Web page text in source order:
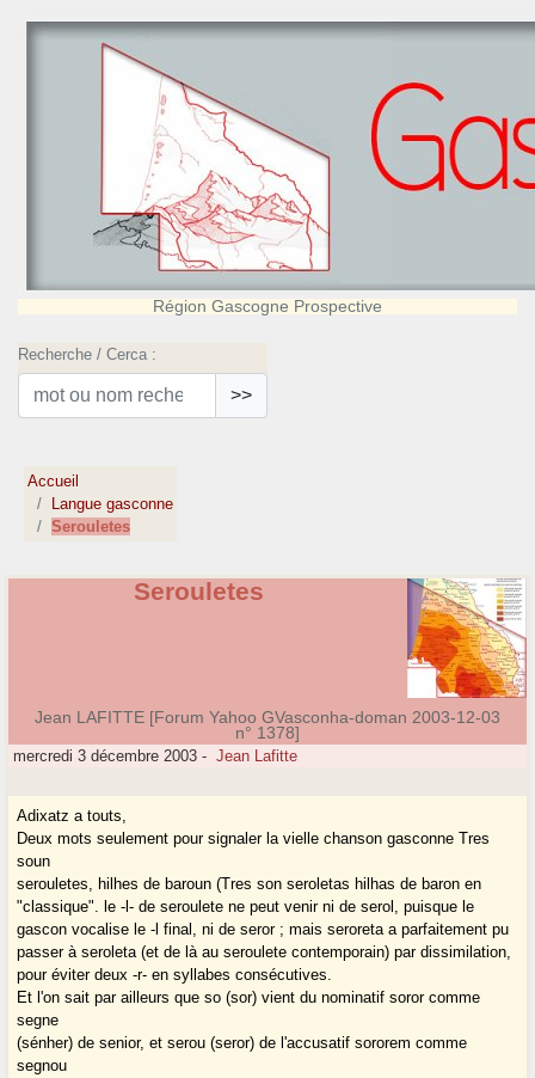
Région Gascogne Prospective
Recherche / Cerca :
>>
Accueil
Langue gasconne
Serouletes
Serouletes
Jean LAFITTE [Forum Yahoo GVasconha-doman 2003-12-03
n° 1378]
mercredi 3 décembre 2003 - Jean Lafitte
Adixatz a touts,
Deux mots seulement pour signaler la vielle chanson gasconne Tres
soun
serouletes, hilhes de baroun (Tres son seroletas hilhas de baron en
"classique". le -l- de seroulete ne peut venir ni de serol, puisque le
gascon vocalise le -l final, ni de seror ; mais seroreta a parfaitement pu
passer à seroleta (et de là au seroulete contemporain) par dissimilation,
pour éviter deux -r- en syllabes consécutives.
Et l'on sait par ailleurs que so (sor) vient du nominatif soror comme
segne
(sénher) de senior, et serou (seror) de l'accusatif sororem comme
segnou